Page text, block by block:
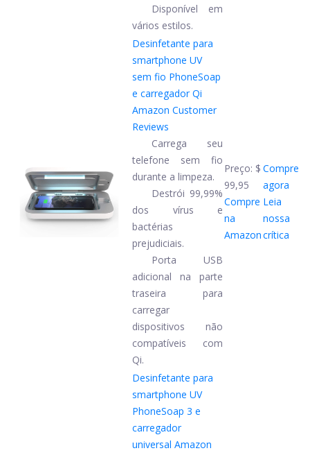
Disponível em
vários estilos.
Desinfetante para
smartphone UV
sem fio PhoneSoap
e carregador Qi
Amazon Customer
Reviews
Carrega seu
telefone sem fio
durante a limpeza.
Destrói 99,99%
dos vírus e
bactérias
prejudiciais.
Porta USB
adicional na parte
traseira para
carregar
dispositivos não
compatíveis com
Qi.
Preço: $
99,95
Compre
na
Amazon
Compre
agora
Leia
nossa
crítica
Desinfetante para
smartphone UV
PhoneSoap 3 e
carregador
universal Amazon